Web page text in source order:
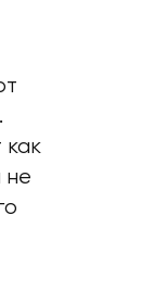
как
не